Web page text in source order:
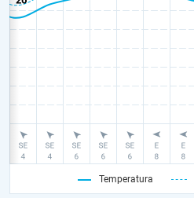
Temperatura